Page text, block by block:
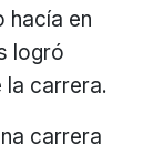
hacía en
logró
la carrera.
carrera